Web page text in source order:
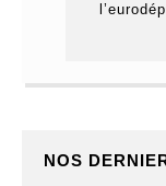
NOS